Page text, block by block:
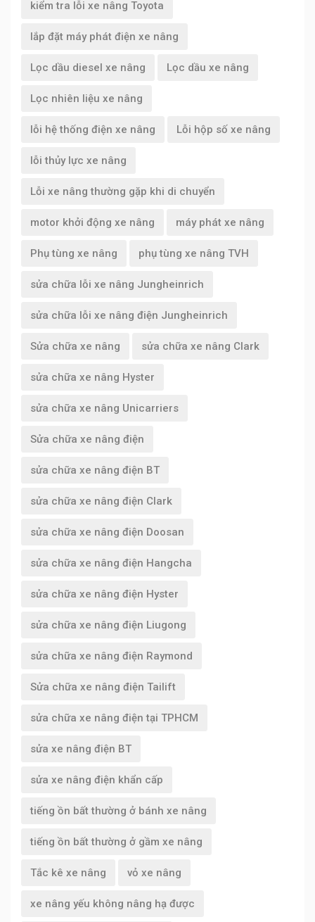
kiểm tra lỗi xe nâng Toyota
lắp đặt máy phát điện xe nâng
Lọc dầu diesel xe nâng Lọc dầu xe nâng
Lọc nhiên liệu xe nâng
lỗi hệ thống điện xe nâng Lỗi hộp số xe nâng
lỗi thủy lực xe nâng
Lỗi xe nâng thường gặp khi di chuyển
motor khởi động xe nâng máy phát xe nâng
Phụ tùng xe nâng phụ tùng xe nâng TVH
sửa chữa lỗi xe nâng Jungheinrich
sửa chữa lỗi xe nâng điện Jungheinrich
Sửa chữa xe nâng sửa chữa xe nâng Clark
sửa chữa xe nâng Hyster
sửa chữa xe nâng Unicarriers
Sửa chữa xe nâng điện
sửa chữa xe nâng điện BT
sửa chữa xe nâng điện Clark
sửa chữa xe nâng điện Doosan
sửa chữa xe nâng điện Hangcha
sửa chữa xe nâng điện Hyster
sửa chữa xe nâng điện Liugong
sửa chữa xe nâng điện Raymond
Sửa chữa xe nâng điện Tailift
sửa chữa xe nâng điện tại TPHCM
sửa xe nâng điện BT
sửa xe nâng điện khẩn cấp
tiếng ồn bất thường ở bánh xe nâng
tiếng ồn bất thường ở gầm xe nâng
Tắc kê xe nâng vỏ xe nâng
xe nâng yếu không nâng hạ được